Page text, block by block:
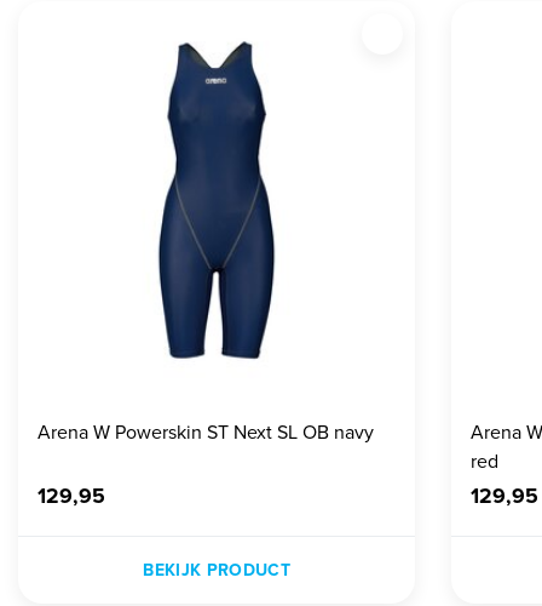
Arena W Powerskin ST Next SL OB navy
129,95
BEKIJK PRODUCT
Arena
red
129,95